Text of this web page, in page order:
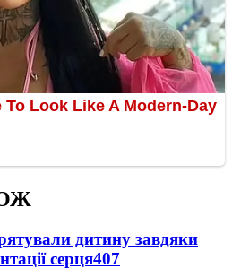
дитину завдяки
серця407